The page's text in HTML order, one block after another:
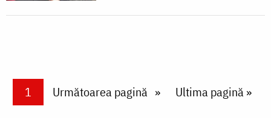
PaginareCurrent page
1 Next page
Următoarea pagină Last page
Ultima pagină »